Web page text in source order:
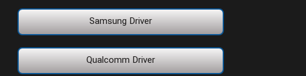
Samsung Driver
Qualcomm Driver